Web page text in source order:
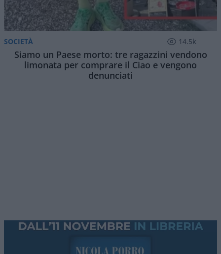
SOCIETÀ 14.5k
Siamo un Paese morto: tre ragazzini vendono
limonata per comprare il Ciao e vengono
denunciati